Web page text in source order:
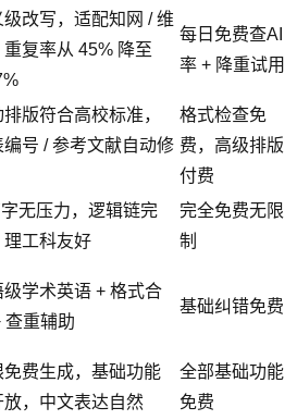
级改写，适配知网 / 维
重复率从 45% 降至
每日免费查AI
率 + 降重试用
排版符合高校标准，
编号 / 参考文献自动修
格式检查免
费，高级排版
付费
无压力，逻辑链完
理工科友好
完全免费无限
制
级学术英语 + 格式合
查重辅助
基础纠错免费
免费生成，基础功能
放，中文表达自然
全部基础功能
免费